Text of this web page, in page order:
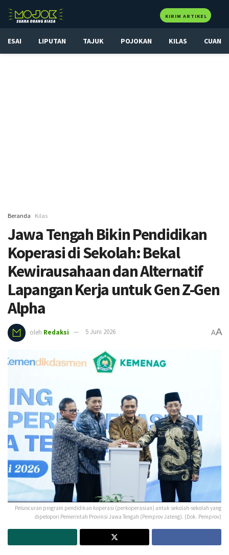
KIRIM ARTIKEL
ESAI LIPUTAN TAJUK POJOKAN KILAS CUAN
Beranda Kilas
Jawa Tengah Bikin Pendidikan
Koperasi di Sekolah: Bekal
Kewirausahaan dan Alternatif
Lapangan Kerja untuk Gen Z-Gen
Alpha
oleh Redaksi 5 Juni 2026 AA
Peluncuran program pendidikan koperasi (perkoperasian) untuk sekolah-sekolah yang
dipelopori Pemerintah Provinsi Jawa Tengah (Pemprov Jateng). (Dok. Pemprov)